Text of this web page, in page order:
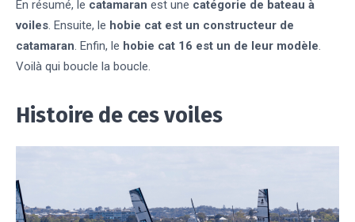
En résumé, le catamaran est une catégorie de bateau à
voiles. Ensuite, le hobie cat est un constructeur de
catamaran. Enfin, le hobie cat 16 est un de leur modèle.
Voilà qui boucle la boucle.
Histoire de ces voiles